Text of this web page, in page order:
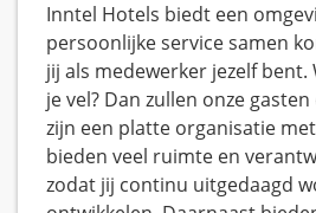
Inntel Hotels biedt een
persoonlijke service samen
jij als medewerker jezelf bent.
je vel? Dan zullen onze
zijn een platte organisatie
bieden veel ruimte en
zodat jij continu uitgedaagd